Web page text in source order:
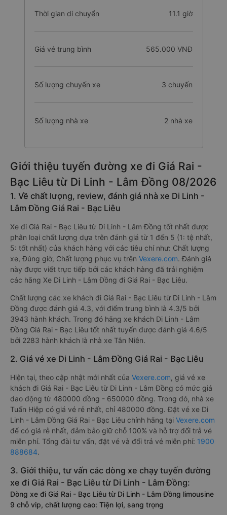
Thời gian di chuyển 11.1 giờ
Giá vé trung bình 565.000 VNĐ
Số lượng chuyến xe 3 chuyến
Số lượng nhà xe 2 nhà xe
Giới thiệu tuyến đường xe đi Giá Rai -
Bạc Liêu từ Di Linh - Lâm Đồng 08/2026
1. Về chất lượng, review, đánh giá nhà xe Di Linh -
Lâm Đồng Giá Rai - Bạc Liêu
Xe đi Giá Rai - Bạc Liêu từ Di Linh - Lâm Đồng tốt nhất được
phân loại chất lượng dựa trên đánh giá từ 1 đến 5 (1: tệ nhất,
5: tốt nhất) của khách hàng với các tiêu chí như: Chất lượng
xe, Đúng giờ, Chất lượng phục vụ trên Vexere.com. Đánh giá
này được viết trực tiếp bởi các khách hàng đã trải nghiệm
các hãng Xe Di Linh - Lâm Đồng đi Giá Rai - Bạc Liêu.
Chất lượng các xe khách đi Giá Rai - Bạc Liêu từ Di Linh - Lâm
Đồng được đánh giá 4.3, với điểm trung bình là 4.3/5 bởi
3943 hành khách. Trong đó hãng xe khách Di Linh - Lâm
Đồng Giá Rai - Bạc Liêu tốt nhất tuyến được đánh giá 4.6/5
bởi 2283 hành khách là nhà xe Tân Niên.
2. Giá vé xe Di Linh - Lâm Đồng Giá Rai - Bạc Liêu
Hiện tại, theo cập nhật mới nhất của Vexere.com, giá vé xe
khách đi Giá Rai - Bạc Liêu từ Di Linh - Lâm Đồng có mức giá
dao động từ 480000 đồng - 650000 đồng. Trong đó, nhà xe
Tuấn Hiệp có giá vé rẻ nhất, chỉ 480000 đồng. Đặt vé xe Di
Linh - Lâm Đồng Giá Rai - Bạc Liêu chính hãng tại Vexere.com
để có giá rẻ nhất, đảm bảo giữ chỗ 100% và hỗ trợ đổi trả vé
miễn phí. Tổng đài tư vấn, đặt vé và đổi trả vé miễn phí: 1900
888684.
3. Giới thiệu, tư vấn các dòng xe chạy tuyến đường
xe đi Giá Rai - Bạc Liêu từ Di Linh - Lâm Đồng:
Dòng xe đi Giá Rai - Bạc Liêu từ Di Linh - Lâm Đồng limousine
9 chỗ vip, chất lượng cao: Tiện lợi, sang trọng